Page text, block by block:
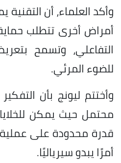
وأكد العلماء، أن
أمراض أخرى تتطلب
التفاعلي، وتسمح
للضوء المرئي.
وأختتم ليونج بأن
محتمل حيث يمكن
قدرة محدودة على
أمرًا يبدو سيرياليًا.